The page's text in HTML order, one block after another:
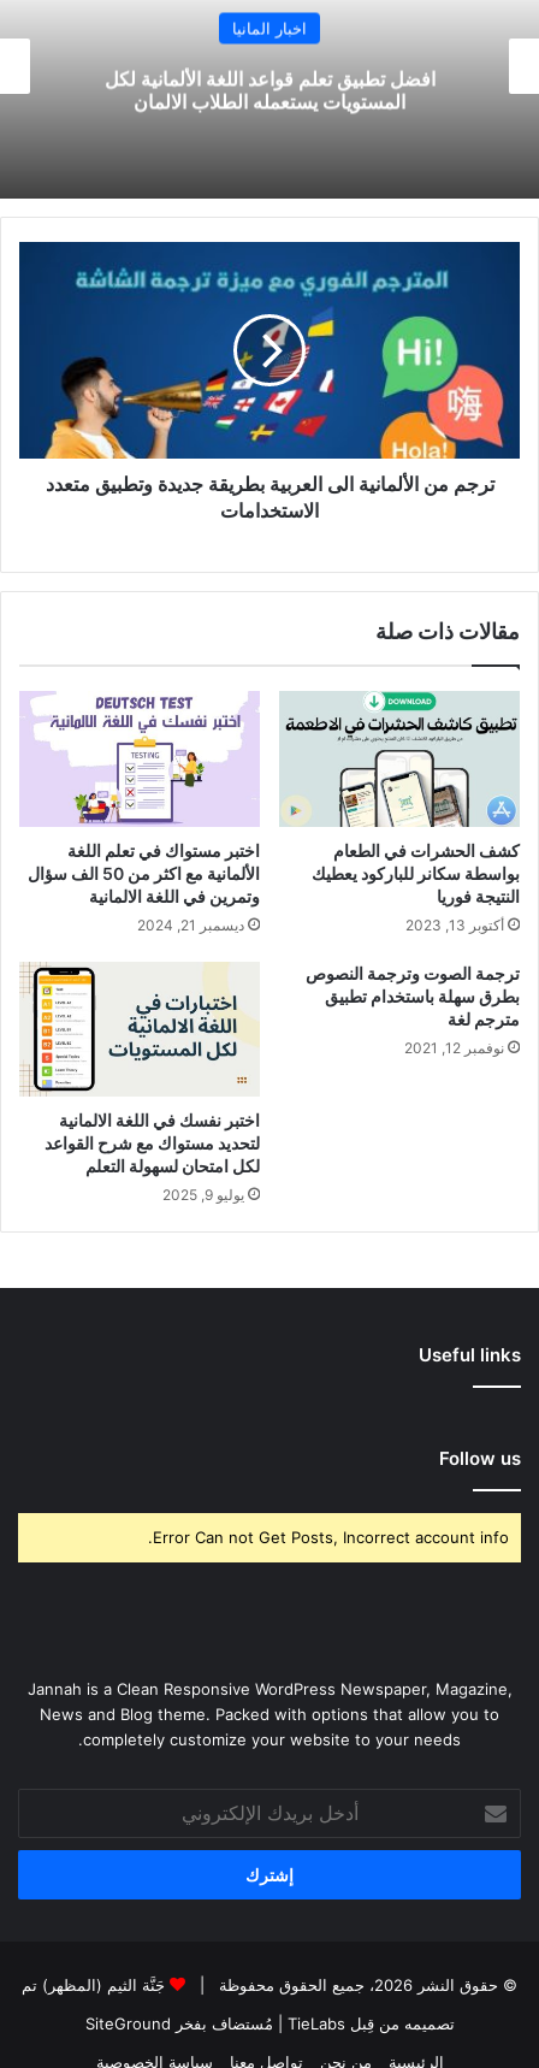
تعلم اللغة
تعلم اللغة الانجليزية وأهميتها ونصائح لتعلمها بسرعة
بطريقة
جديدة
وتطبيق
متعدد
الاستخدامات
ترجم من الألمانية الى العربية بطريقة جديدة وتطبيق متعدد
الاستخدامات
مقالات ذات صلة
كشف الحشرات في الطعام
بواسطة سكانر للباركود يعطيك
النتيجة فوريا
أكتوبر 13, 2023
اختبر مستواك في تعلم اللغة
الألمانية مع اكثر من 50 الف سؤال
وتمرين في اللغة الالمانية
ديسمبر 21, 2024
ترجمة الصوت وترجمة النصوص
بطرق سهلة باستخدام تطبيق
مترجم لغة
نوفمبر 12, 2021
اختبر نفسك في اللغة الالمانية
لتحديد مستواك مع شرح القواعد
لكل امتحان لسهولة التعلم
يوليو 9, 2025
Useful links
Follow us
Error Can not Get Posts, Incorrect account info.
Jannah is a Clean Responsive WordPress Newspaper, Magazine,
News and Blog theme. Packed with options that allow you to
completely customize your website to your needs.
بريدك
الإلكتروني
© حقوق النشر 2026، جميع الحقوق محفوظة |
جَنَّة الثيم (المظهر) تم
تصميمه من قِبل TieLabs
| مُستضاف بفخر SiteGround
الرئيسية
من نحن تواصل معنا سياسة الخصوصية